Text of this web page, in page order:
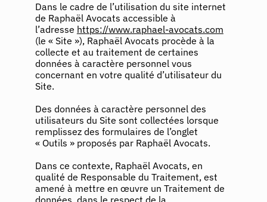
Dans le cadre de l’utilisation du site internet
de Raphaël Avocats accessible à
l’adresse https://www.raphael-avocats.com
(le « Site »), Raphaël Avocats procède à la
collecte et au traitement de certaines
données à caractère personnel vous
concernant en votre qualité d’utilisateur du
Site.
Des données à caractère personnel des
utilisateurs du Site sont collectées lorsque
remplissez des formulaires de l’onglet
« Outils » proposés par Raphaël Avocats.
Dans ce contexte, Raphaël Avocats, en
qualité de Responsable du Traitement, est
amené à mettre en œuvre un Traitement de